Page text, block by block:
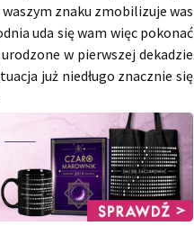
waszym znaku zmobilizuje was
uda się wam więc pokonać
w pierwszej dekadzie
już niedługo znacznie się